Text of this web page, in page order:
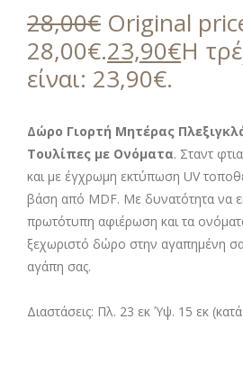
28,00€ Original
28,00€.23,90€Η
είναι: 23,90€.
Δώρο Γιορτή Μητέρας
Τουλίπες με Ονόματα. Σταντ
και με έγχρωμη εκτύπωση UV
βάση από MDF. Με δυνατότητα να
πρωτότυπη αφιέρωση και τα
ξεχωριστό δώρο στην αγαπημένη
αγάπη σας.
Διαστάσεις: Πλ. 23 εκ Ύψ. 15 εκ